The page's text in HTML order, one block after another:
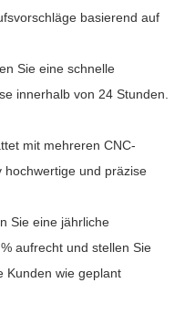
basierend auf
Sie eine schnelle
innerhalb von 24 Stunden.
mit mehreren CNC-
hochwertige und präzise
Sie eine jährliche
aufrecht und stellen Sie
Kunden wie geplant